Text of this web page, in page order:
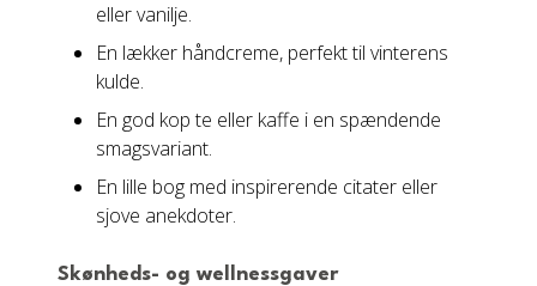
eller vanilje.
En lækker håndcreme, perfekt til vinterens
kulde.
En god kop te eller kaffe i en spændende
smagsvariant.
En lille bog med inspirerende citater eller
sjove anekdoter.
Skønheds- og wellnessgaver